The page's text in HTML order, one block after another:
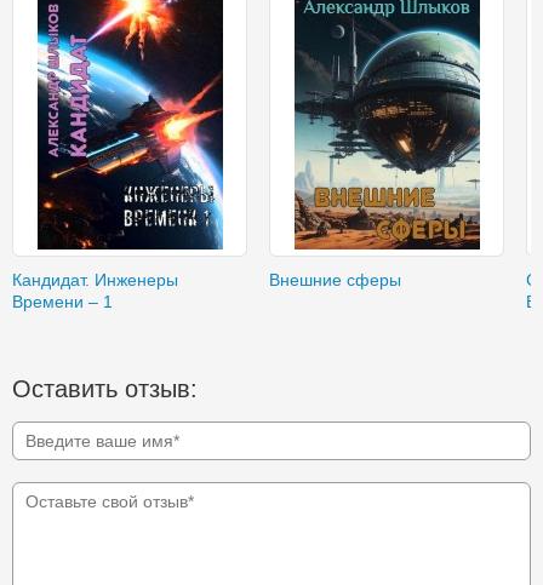
Кандидат. Инженеры
Времени – 1
Внешние сферы
Оставить отзыв: